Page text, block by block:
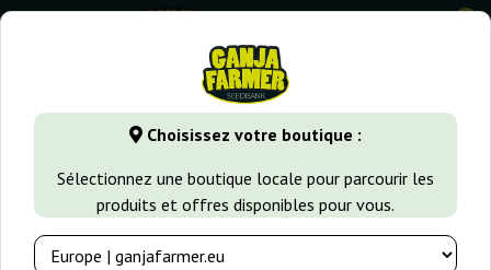
Choisissez votre boutique :
Sélectionnez une boutique locale pour parcourir les
produits et offres disponibles pour vous.
0
GanjaFarmer.fr Variétés de Cannabis Runtz
Runtz Graines